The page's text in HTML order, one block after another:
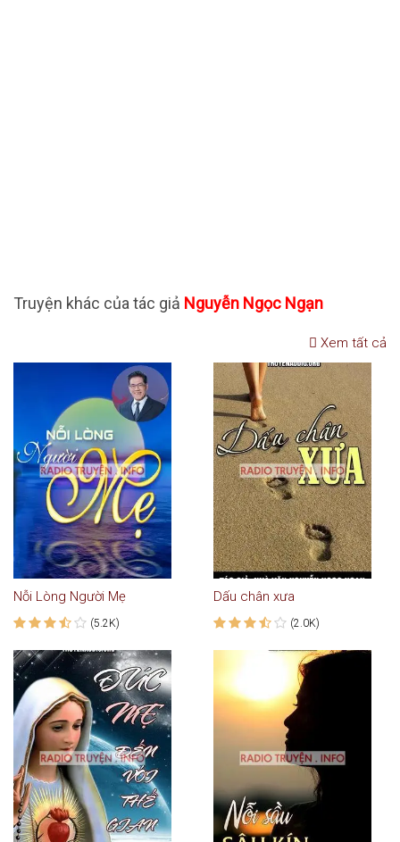
Truyện khác của tác giả Nguyễn Ngọc Ngạn
Xem tất cả
Nỗi Lòng Người Mẹ
(5.2K)
Dấu chân xưa
(2.0K)